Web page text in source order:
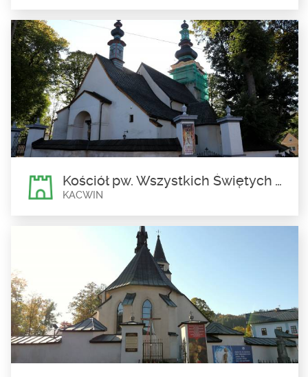
Kompleks Narciarski Kotelnica
Białczańska
Bukowina Tatrzańska
Największa na Podhalu i zarazem najlepsza stacja narciarska w
Polsce, o czym świadczy zdobycie...
Kościół pw. Wszystkich Świętych w Kacwinie
KACWIN
Kościół pw. Wszystkich
Świętych w Kacwinie
Kacwin
Kościół pw. Wszystkich Świętych w Kacwinie zaskakuje swoją
nietypową architekturą. Dach...